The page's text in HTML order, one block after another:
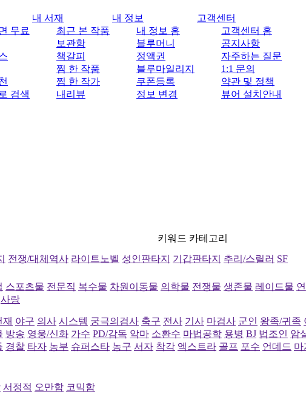
무료
검색
내 서재
최근 본 작품
보관함
책갈피
찜 한 작품
찜 한 작가
내리뷰
내 정보
내 정보 홈
블루머니
정액권
블루마일리지
쿠폰등록
정보 변경
고객센터
고객센터 홈
공지사항
자주하는 질문
1:1 문의
약관 및 정책
뷰어 설치안내
키워드 카테고리
전쟁/대체역사 라이트노벨 성인판타지 기갑판타지 추리/스릴러 SF
스포츠물 전문직 복수물 차원이동물 의학물 전쟁물 생존물 레이드물
사랑
재 야구 의사 시스템 궁극의검사 축구 전사 기사 마검사 군인 왕족/귀족
방송 영웅/신화 가수 PD/감독 악마 소환수 마법공학 용병 BJ 법조인 암
경찰 타자 농부 슈퍼스타 농구 서자 착각 엑스트라 골프 포수 언데드 마
서정적 오만함 코믹함